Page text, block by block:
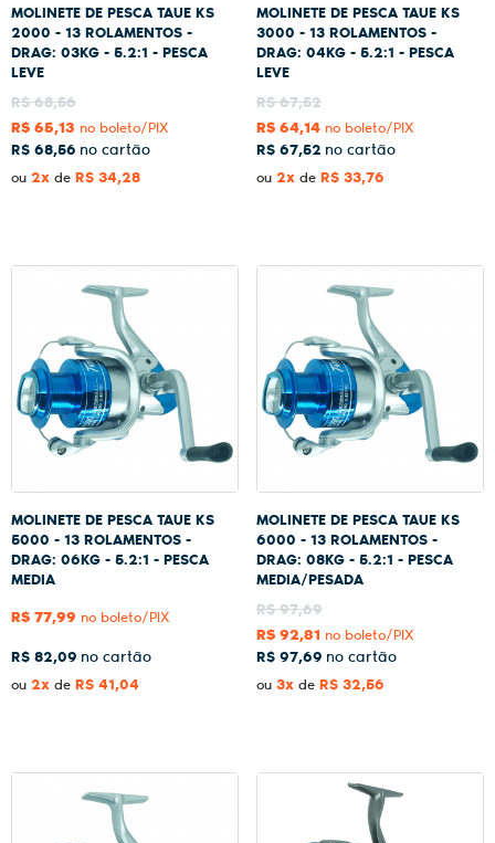
MOLINETE DE PESCA TAUE KS
2000 - 13 ROLAMENTOS -
DRAG: 03KG - 5.2:1 - PESCA
LEVE
R$ 68,56
R$ 68,56
R$ 65,13 no boleto/PIX
ou 2x de R$ 34,28
MOLINETE DE PESCA TAUE KS
3000 - 13 ROLAMENTOS -
DRAG: 04KG - 5.2:1 - PESCA
LEVE
R$ 67,52
R$ 67,52
R$ 64,14 no boleto/PIX
ou 2x de R$ 33,76
MOLINETE DE PESCA TAUE KS
5000 - 13 ROLAMENTOS -
DRAG: 06KG - 5.2:1 - PESCA
MEDIA
R$ 82,09
R$ 77,99 no boleto/PIX
ou 2x de R$ 41,04
MOLINETE DE PESCA TAUE KS
6000 - 13 ROLAMENTOS -
DRAG: 08KG - 5.2:1 - PESCA
MEDIA/PESADA
R$ 97,69
R$ 97,69
R$ 92,81 no boleto/PIX
ou 3x de R$ 32,56